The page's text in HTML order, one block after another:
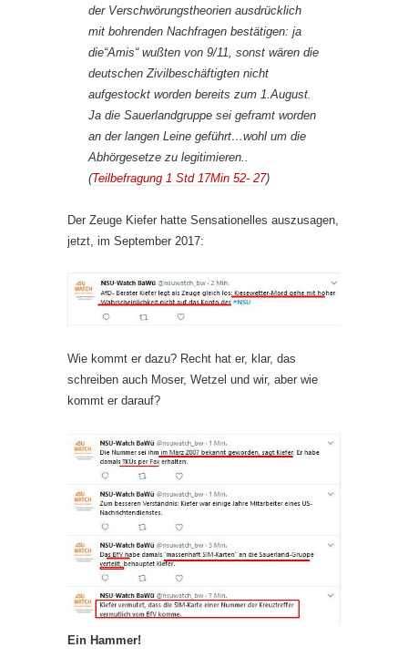
der Verschwörungstheorien ausdrücklich
mit bohrenden Nachfragen bestätigen: ja
die“Amis“ wußten von 9/11, sonst wären die
deutschen Zivilbeschäftigten nicht
aufgestockt worden bereits zum 1.August.
Ja die Sauerlandgruppe sei geframt worden
an der langen Leine geführt…wohl um die
Abhörgesetze zu legitimieren..
(Teilbefragung 1 Std 17Min 52- 27)
Der Zeuge Kiefer hatte Sensationelles auszusagen,
jetzt, im September 2017:
Wie kommt er dazu? Recht hat er, klar, das
schreiben auch Moser, Wetzel und wir, aber wie
kommt er darauf?
Ein Hammer!